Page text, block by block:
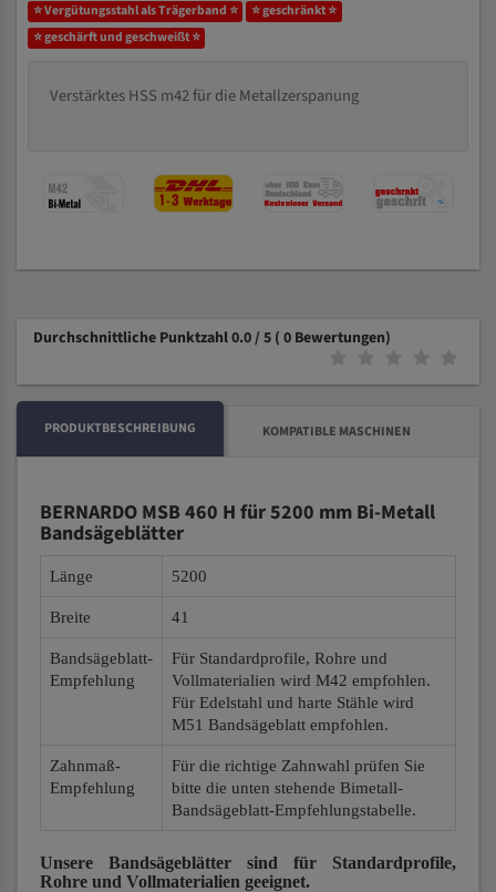
⭐ Vergütungsstahl als Trägerband ⭐
⭐ geschränkt ⭐
⭐ geschärft und geschweißt ⭐
Verstärktes HSS m42 für die Metallzerspanung
Durchschnittliche Punktzahl 0.0 / 5 ( 0 Bewertungen)
PRODUKTBESCHREIBUNG KOMPATIBLE MASCHINEN
BERNARDO MSB 460 H für 5200 mm Bi-Metall
Bandsägeblätter
Länge 5200
Breite 41
Bandsägeblatt-
Empfehlung
Für Standardprofile, Rohre und
Vollmaterialien wird M42 empfohlen.
Für Edelstahl und harte Stähle wird
M51 Bandsägeblatt empfohlen.
Zahnmaß-
Empfehlung
Für die richtige Zahnwahl prüfen Sie
bitte die unten stehende Bimetall-
Bandsägeblatt-Empfehlungstabelle.
Unsere Bandsägeblätter sind für Standardprofile,
Rohre und Vollmaterialien geeignet.